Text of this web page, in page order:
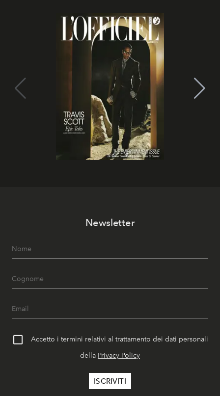
Newsletter
Accetto i termini relativi al trattamento dei dati personali
della Privacy Policy